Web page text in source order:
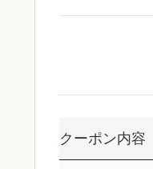
クーポン内容